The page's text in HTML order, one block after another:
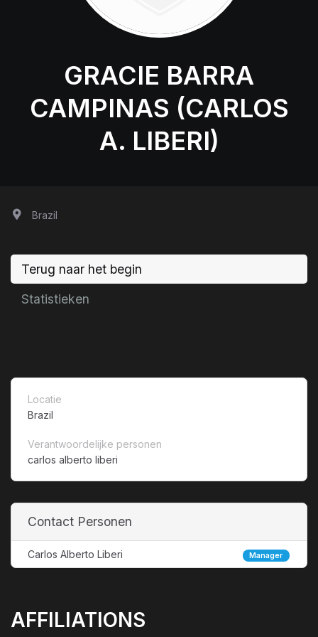
GRACIE BARRA
CAMPINAS (CARLOS
A. LIBERI)
Brazil
Terug naar het begin
Statistieken
Locatie
Brazil
Verantwoordelijke personen
carlos alberto liberi
Contact Personen
Carlos Alberto Liberi Manager
AFFILIATIONS